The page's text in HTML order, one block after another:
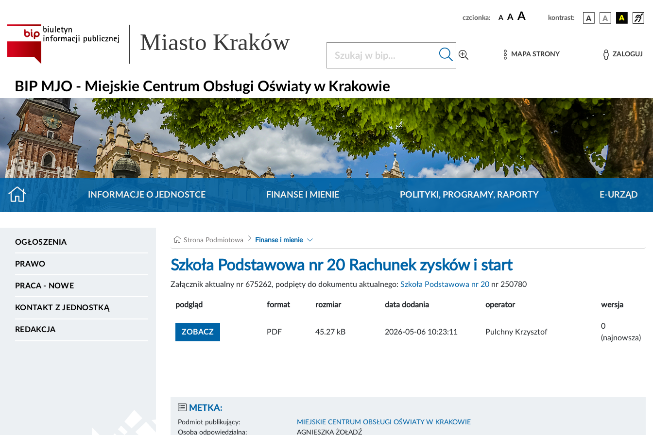
czcionka: A A A kontrast:
Miasto Kraków MAPA STRONY ZALOGUJ
BIP MJO - Miejskie Centrum Obsługi Oświaty w Krakowie
INFORMACJE O JEDNOSTCE FINANSE I MIENIE POLITYKI, PROGRAMY, RAPORTY E-URZĄD
OGŁOSZENIA
PRAWO
PRACA - NOWE
KONTAKT Z JEDNOSTKĄ
REDAKCJA
Strona Podmiotowa Finanse i mienie
Szkoła Podstawowa nr 20 Rachunek zysków i start
Załącznik aktualny nr 675262, podpięty do dokumentu aktualnego: Szkoła Podstawowa nr 20 nr 250780
podgląd format rozmiar data dodania operator wersja
ZOBACZZOBACZ ZAŁĄCZNIK
PDF 45.27 kB 2026-05-06 10:23:11 Pulchny Krzysztof
0
(najnowsza)
METKA:
Podmiot publikujący:
MIEJSKIE CENTRUM OBSŁUGI OŚWIATY W KRAKOWIE
Osoba odpowiedzialna:
AGNIESZKA ŻOŁĄDŹ